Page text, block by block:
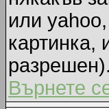
или
картинка,
разрешен).
Върнете